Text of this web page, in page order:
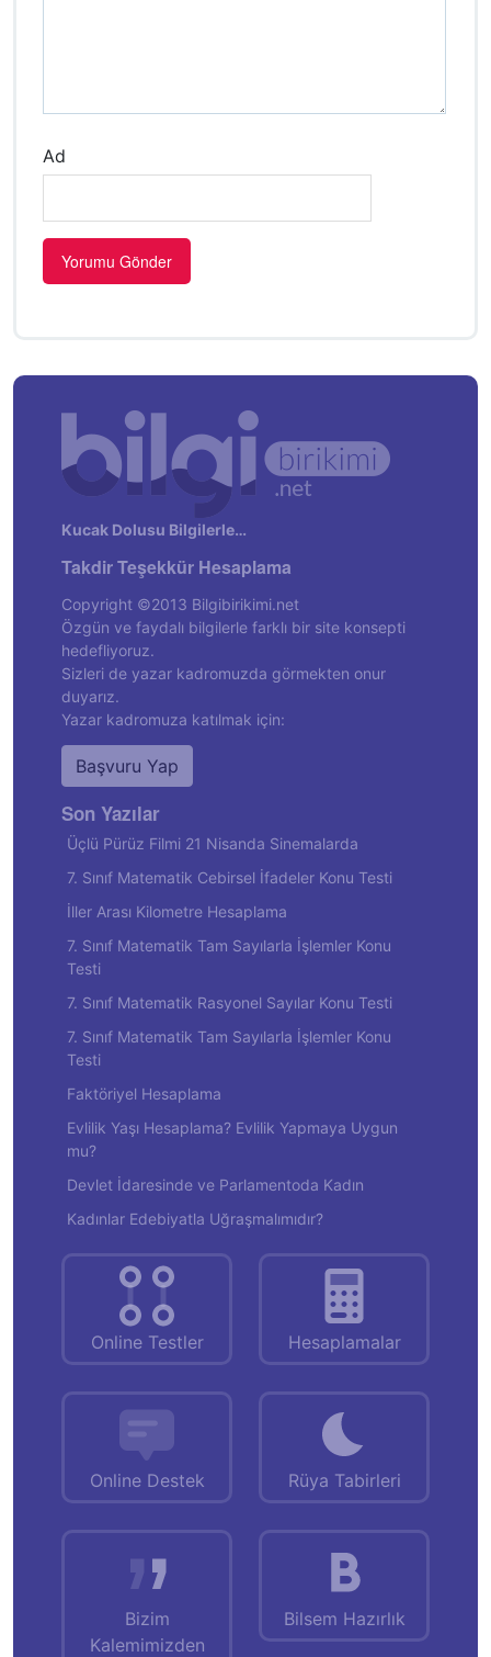
Ad
Kucak Dolusu Bilgilerle…
Takdir Teşekkür Hesaplama
Copyright ©2013 Bilgibirikimi.net
Özgün ve faydalı bilgilerle farklı bir site konsepti
hedefliyoruz.
Sizleri de yazar kadromuzda görmekten onur
duyarız.
Yazar kadromuza katılmak için:
Başvuru Yap
Son Yazılar
Üçlü Pürüz Filmi 21 Nisanda Sinemalarda
7. Sınıf Matematik Cebirsel İfadeler Konu Testi
İller Arası Kilometre Hesaplama
7. Sınıf Matematik Tam Sayılarla İşlemler Konu
Testi
7. Sınıf Matematik Rasyonel Sayılar Konu Testi
7. Sınıf Matematik Tam Sayılarla İşlemler Konu
Testi
Faktöriyel Hesaplama
Evlilik Yaşı Hesaplama? Evlilik Yapmaya Uygun
mu?
Devlet İdaresinde ve Parlamentoda Kadın
Kadınlar Edebiyatla Uğraşmalımıdır?
Online Testler Hesaplamalar
Online Destek Rüya Tabirleri
Bizim
Kalemimizden
Bilsem Hazırlık